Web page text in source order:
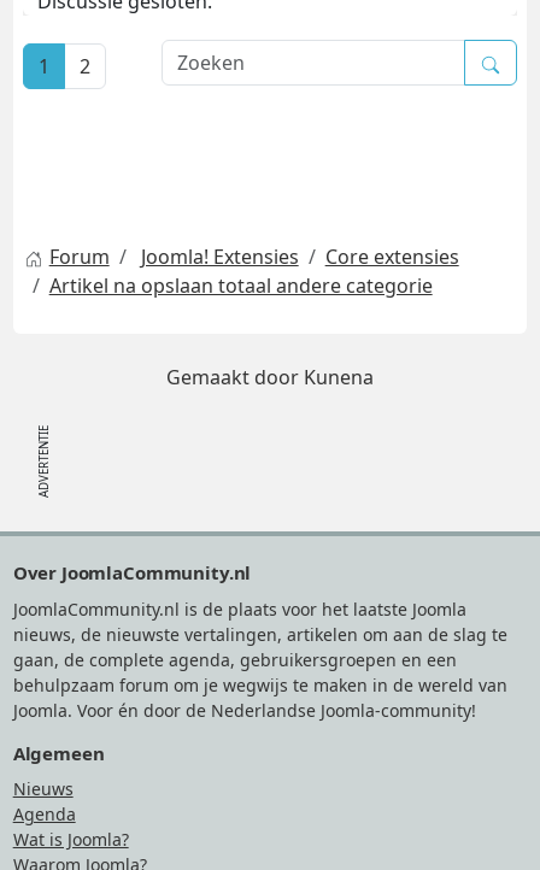
1 2
Forum Joomla! Extensies
Core extensies
Artikel na opslaan totaal andere categorie
Gemaakt door Kunena
Over JoomlaCommunity.nl
JoomlaCommunity.nl is de plaats voor het laatste Joomla
nieuws, de nieuwste vertalingen, artikelen om aan de slag te
gaan, de complete agenda, gebruikersgroepen en een
behulpzaam forum om je wegwijs te maken in de wereld van
Joomla. Voor én door de Nederlandse Joomla-community!
Algemeen
Nieuws
Agenda
Wat is Joomla?
Waarom Joomla?